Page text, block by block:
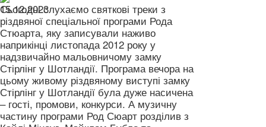
15.12.2023
Сьогодні слухаємо святкові треки з
різдвяної спеціальної програми Рода
Стюарта, яку записували наживо
наприкінці листопада 2012 року у
надзвичайно мальовничому замку
Стірлінг у Шотландії. Програма вечора на
цьому живому різдвяному виступі замку
Стірлінг у Шотландії була дуже насичена
– гості, промови, конкурси. А музичну
частину програми Род Сюарт розділив з